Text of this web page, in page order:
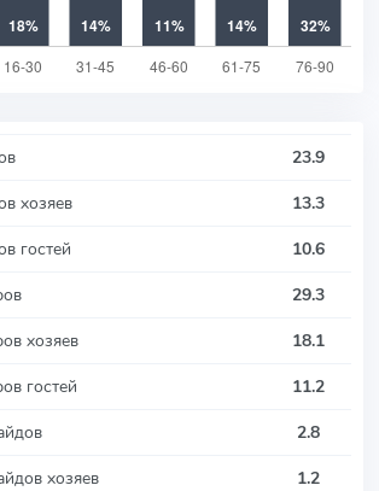
23.9
хозяев
13.3
гостей
10.6
29.3
хозяев
18.1
гостей
11.2
2.8
хозяев
1.2